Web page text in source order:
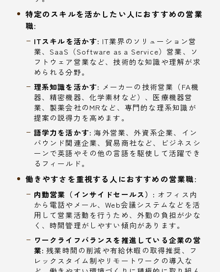
特定のスキルを活かしたい人におすすめの営業
職:
ITスキルを活かす: IT業界のソリューション営
業、SaaS（Software as a Service）営業、ソ
フトウェア営業など、技術的な知識や理解が求
められる分野。
理系知識を活かす: メーカーの技術営業（FA機
器、精密機器、化学素材など）、医療機器営
業、製薬会社のMRなど、専門的な理系知識が
提案の説得力を高めます。
語学力を活かす: 海外営業、外資系企業、イン
バウンド関連企業、貿易商社など、ビジネスシ
ーンで英語やその他の言語を駆使して活躍でき
るフィールド。
働きやすさを重視する人におすすめの営業職:
内勤営業（インサイドセールス）: オフィス内
から電話やメール、Web会議システムなどを活
用して営業活動を行うため、外勤の負担が少な
く、時間管理がしやすい傾向があります。
ワークライフバランスを推進している企業の営
業: 残業時間の削減や有給休暇の取得推奨、フ
レックスタイム制やリモートワークの導入な